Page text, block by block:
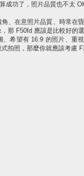
成功了，照片品質也不太
、在意照片品質、時常在
那 F50fd 應該是比較好的
、希望有 16:9 的照片、重
拍照，那麼你就應該考慮